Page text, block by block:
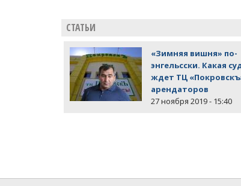
СТАТЬИ
«Зимняя вишня» по-
энгельсски. Какая
ждет ТЦ
арендаторов
27 ноября 2019 - 15:40